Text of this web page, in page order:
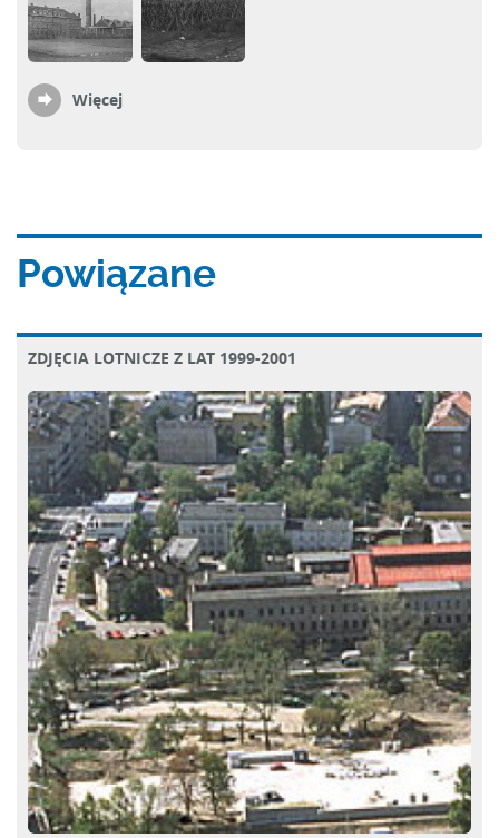
Więcej
Powiązane
ZDJĘCIA LOTNICZE Z LAT 1999-2001